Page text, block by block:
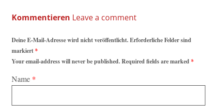
Kommentieren
Deine E-Mail-Adresse wird nicht veröffentlicht. Erforderliche Felder sind
markiert*
Your email-address will never be published. Required fields are marked*
Name *